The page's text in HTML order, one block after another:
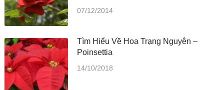
07/12/2014
Tìm Hiểu Về Hoa Trạng Nguyên –
Poinsettia
14/10/2018